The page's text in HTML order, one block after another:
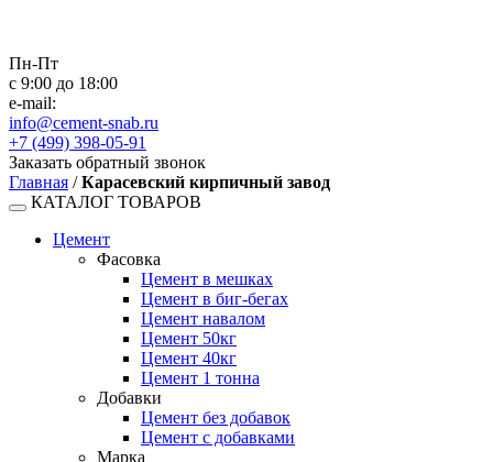
Пн-Пт
с 9:00 до 18:00
e-mail:
info@cement-snab.ru
+7 (499) 398-05-91
Заказать обратный звонок
Главная /Карасевский кирпичный завод
КАТАЛОГ ТОВАРОВ
Цемент
Фасовка
Цемент в мешках
Цемент в биг-бегах
Цемент навалом
Цемент 50кг
Цемент 40кг
Цемент 1 тонна
Добавки
Цемент без добавок
Цемент с добавками
Марка